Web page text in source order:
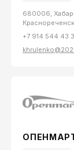
680006,
+7 914 544 43